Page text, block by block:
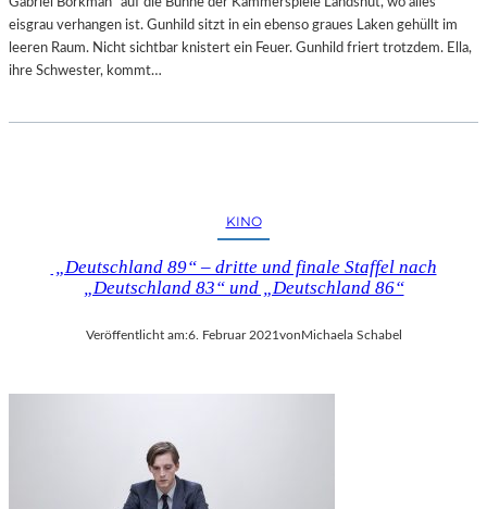
eisgrau verhangen ist. Gunhild sitzt in ein ebenso graues Laken gehüllt im
leeren Raum. Nicht sichtbar knistert ein Feuer. Gunhild friert trotzdem. Ella,
ihre Schwester, kommt…
KINO
„Deutschland 89“ – dritte und finale Staffel nach
„Deutschland 83“ und „Deutschland 86“
Veröffentlicht am:6. Februar 2021vonMichaela Schabel